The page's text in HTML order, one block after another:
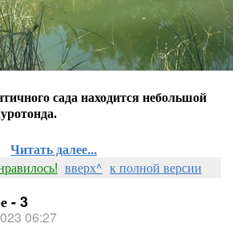
сада находится небольшой
Читать далее...
вверх^ к полной версии
- 3
06:27